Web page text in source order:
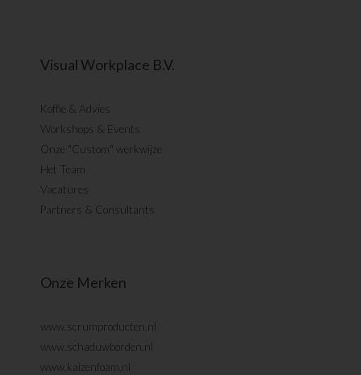
Visual Workplace B.V.
Koffie & Advies
Workshops & Events
Onze "Custom" werkwijze
Het Team
Vacatures
Partners & Consultants
Onze Merken
www.scrumproducten.nl
www.schaduwborden.nl
www.kaizenfoam.nl